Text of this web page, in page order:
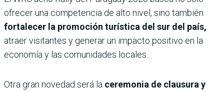
ofrecer una competencia de alto nivel, sino también
fortalecer la promoción turística del sur del país,
atraer visitantes y generar un impacto positivo en la
economía y las comunidades locales.
Otra gran novedad será la ceremonia de clausura y